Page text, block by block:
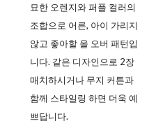
묘한 오렌지와 퍼플 컬러의
조합으로 어른, 아이 가리지
않고 좋아할 올 오버 패턴입
니다. 같은 디자인으로 2장
매치하시거나 무지 커튼과
함께 스타일링 하면 더욱 예
쁘답니다.